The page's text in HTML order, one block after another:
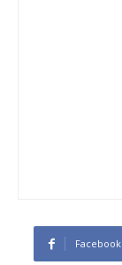
Facebook